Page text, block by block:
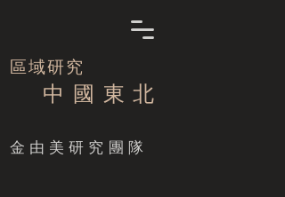
區域研究
中 國 東 北
​金由美研究團隊